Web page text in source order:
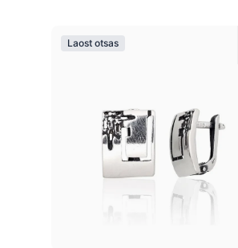
Laost otsas